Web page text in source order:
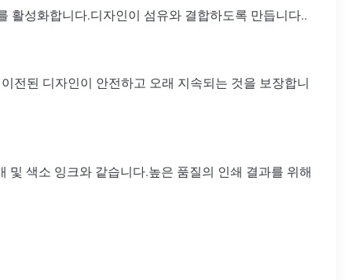
활성화합니다.디자인이 섬유와 결합하도록 만듭니다..
전된 디자인이 안전하고 오래 지속되는 것을 보장합니
및 색소 잉크와 같습니다.높은 품질의 인쇄 결과를 위해